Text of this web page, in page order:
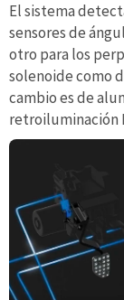
El sistema
sensores de
otro para los
solenoide como
cambio es de
retroiluminación